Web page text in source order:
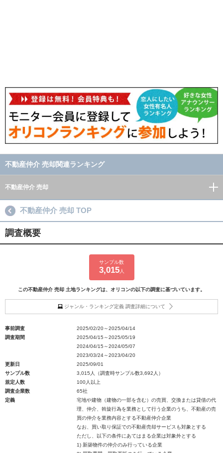
不動産仲介 売却関連ランキング
不動産仲介 売却
不動産仲介 売却 TOP
調査概要
サンプル数
3,015人
この不動産仲介 売却 土地ランキングは、オリコンの以下の調査に基づいています。
ジャンル・ランキング定義 調査詳細について
事前調査
2025/02/20～2025/04/14
調査期間
2025/04/15～2025/05/19
2024/04/15～2024/05/07
2023/03/24～2023/04/20
更新日
2025/09/01
サンプル数
3,015人（調査時サンプル数3,692人）
規定人数
100人以上
調査企業数
65社
定義
宅地や建物（建物の一部を含む）の売買、交換または貸借の代
理、仲介、斡旋行為を業務として行う企業のうち、不動産の売
買の仲介を業務内容とする不動産仲介企業
なお、買い取り保証での不動産売却サービスも対象とする
ただし、以下の条件にあてはまる企業は対象外とする
1) 新築物件の仲介のみ行っている企業